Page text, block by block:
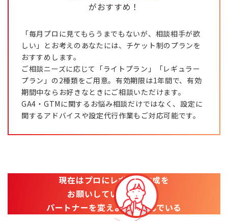
がおすすめ！
「毎月プロに見てもらうまでもないが、相談相手が欲
しい」とお考えのあなたには、チケット制のプランを
おすすめします。
ご相談ニーズに応じて「ライトプラン」「レギュラー
プラン」の2種類をご用意。有効期限は1年間で、有効
期間中ならお好きなときにご相談いただけます。
GA4・GTMに関するお悩み相談だけではなく、設定に
関するアドバイスや設定代行作業もご対応可能です。
現在はプロにレポート作成を
お願いしているものの、
パートナーを変えようか悩んでいる